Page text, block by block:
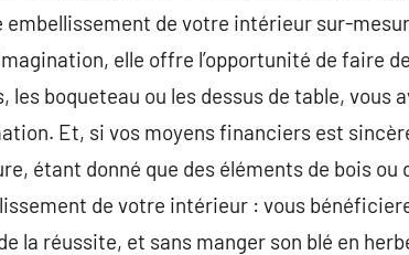
embellissement de votre intérieur sur-
elle offre l’opportunité de faire
les boqueteau ou les dessus de table,
Et, si vos moyens financiers est
étant donné que des éléments de bois
de votre intérieur : vous
la réussite, et sans manger son blé en